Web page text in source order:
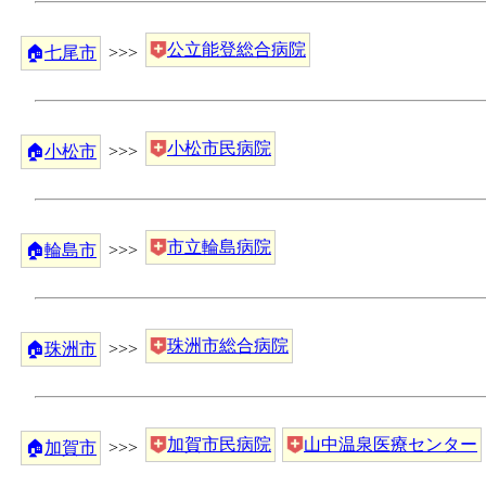
🏠七尾市 >>> 公立能登総合病院
🏠小松市 >>> 小松市民病院
🏠輪島市 >>> 市立輪島病院
🏠珠洲市 >>> 珠洲市総合病院
🏠加賀市 >>> 加賀市民病院 山中温泉医療センター